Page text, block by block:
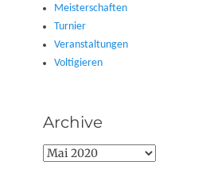
Meisterschaften
Turnier
Veranstaltungen
Voltigieren
Archive
Archive